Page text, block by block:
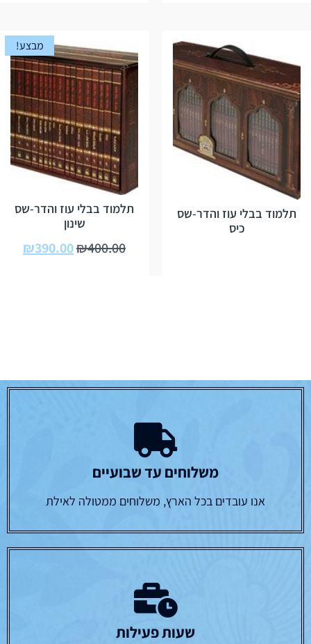
תלמוד בבלי עוז והדר-שס
כיס
מבצע!
תלמוד בבלי עוז והדר-שס
שינון
₪400.00
₪390.00
משלוחים עד שבועיים
אנו עובדים בכל הארץ, משלוחים ממטולה לאילת
שעות פעילות